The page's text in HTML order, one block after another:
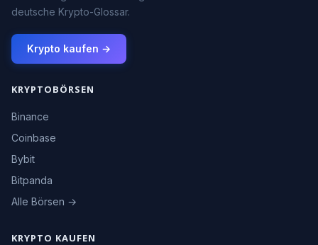
deutsche Krypto-Glossar.
Krypto kaufen →
KRYPTOBÖRSEN
Binance
Coinbase
Bybit
Bitpanda
Alle Börsen →
KRYPTO KAUFEN